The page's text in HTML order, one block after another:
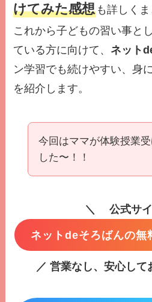
けてみた感想 も詳しく
これから子どもの習い事と
ている方に向けて、 ネット
ン学習でも続けやすい、身
を紹介します。
今回はママが体験授業受
した〜！！
＼ 公式サ
ネットdeそろばんの無
／ 営業なし、安心して